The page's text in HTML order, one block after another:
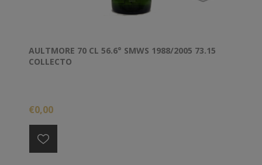
AULTMORE 70 CL 56.6° SMWS 1988/2005 73.15
COLLECTO
€0,00